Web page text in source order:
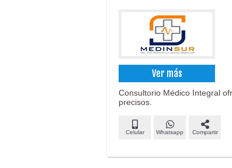
Ver más
Consultorio Médico Integral
precisos.
Celular Whatsapp Compartir